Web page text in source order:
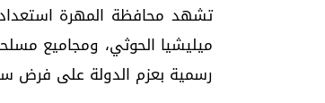
تشهد محافظة المهرة
ميليشيا الحوثي، ومجاميع
رسمية بعزم الدولة على فرض